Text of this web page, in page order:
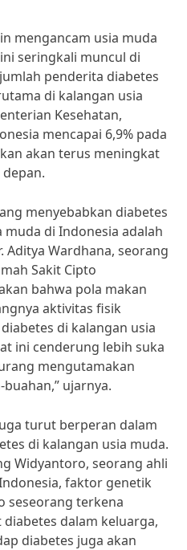
mengancam usia muda
seringkali muncul di
penderita diabetes
di kalangan usia
Kesehatan,
mencapai 6,9% pada
akan terus meningkat
menyebabkan diabetes
di Indonesia adalah
Aditya Wardhana, seorang
Sakit Cipto
bahwa pola makan
aktivitas fisik
di kalangan usia
ini cenderung lebih suka
mengutamakan
ujarnya.
turut berperan dalam
di kalangan usia muda.
Widyantoro, seorang ahli
faktor genetik
seseorang terkena
diabetes dalam keluarga,
diabetes juga akan